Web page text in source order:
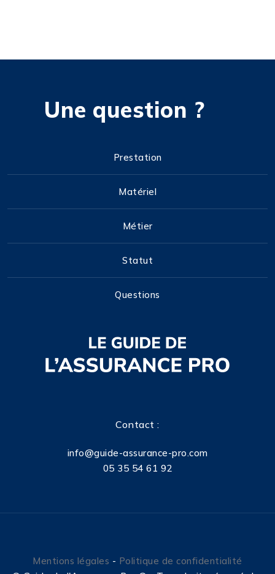
Une question ?
Prestation
Matériel
Métier
Statut
Questions
Contact :
info@guide-assurance-pro.com
05 35 54 61 92
Mentions légales - Politique de confidentialité